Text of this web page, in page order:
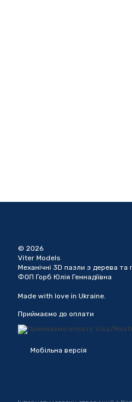
© 2026
Vіter Models
Механічні 3D пазли з дерева та
ФОП Горб Юлія Геннадіївна
Made with love in Ukraine.
Приймаємо до оплати
Мобільна версія